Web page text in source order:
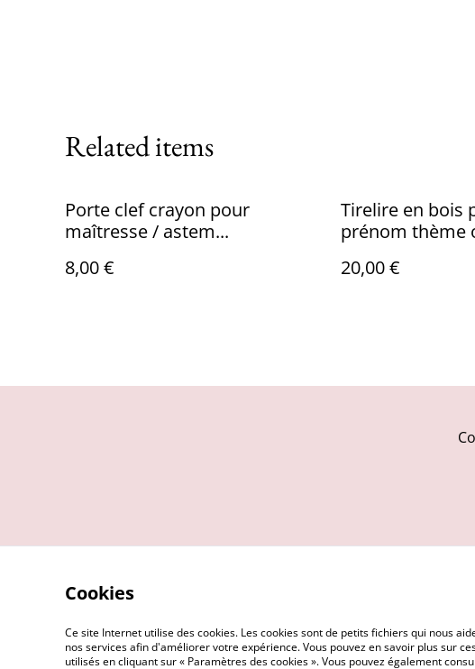
Related items
Porte clef crayon pour
maîtresse / astem...
8,00 €
Tirelire en bois
prénom thème
20,00 €
Cookies
Ce site Internet utilise des cookies. Les cookies sont de petits fichiers qui nous
nos services afin d'améliorer votre expérience. Vous pouvez en savoir plus sur
utilisés en cliquant sur « Paramètres des cookies ». Vous pouvez également